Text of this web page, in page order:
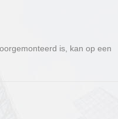
is, kan op een